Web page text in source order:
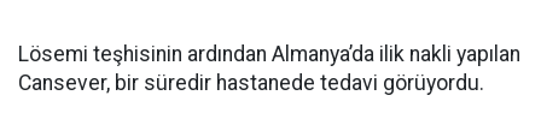
Lösemi teşhisinin ardından Almanya’da ilik nakli yapılan
Cansever, bir süredir hastanede tedavi görüyordu.